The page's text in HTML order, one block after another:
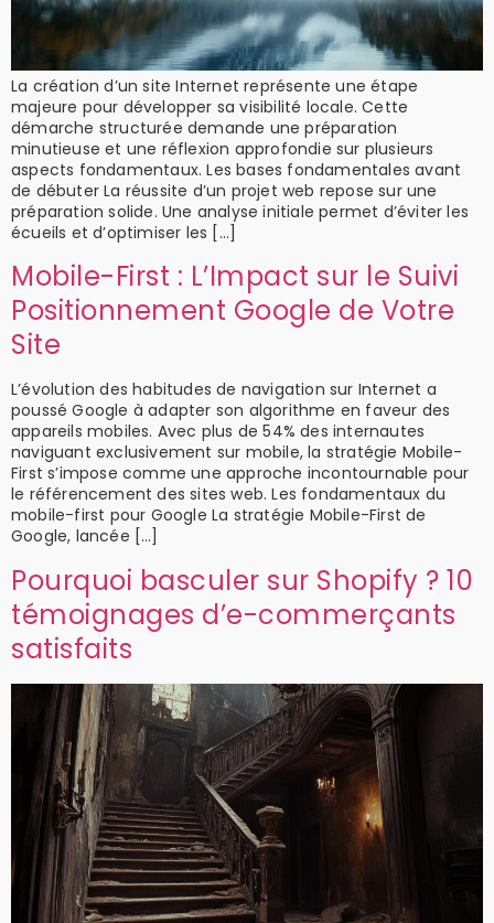
La création d’un site Internet représente une étape
majeure pour développer sa visibilité locale. Cette
démarche structurée demande une préparation
minutieuse et une réflexion approfondie sur plusieurs
aspects fondamentaux. Les bases fondamentales avant
de débuter La réussite d’un projet web repose sur une
préparation solide. Une analyse initiale permet d’éviter les
écueils et d’optimiser les […]
Mobile-First : L’Impact sur le Suivi
Positionnement Google de Votre
Site
L’évolution des habitudes de navigation sur Internet a
poussé Google à adapter son algorithme en faveur des
appareils mobiles. Avec plus de 54% des internautes
naviguant exclusivement sur mobile, la stratégie Mobile-
First s’impose comme une approche incontournable pour
le référencement des sites web. Les fondamentaux du
mobile-first pour Google La stratégie Mobile-First de
Google, lancée […]
Pourquoi basculer sur Shopify ? 10
témoignages d’e-commerçants
satisfaits